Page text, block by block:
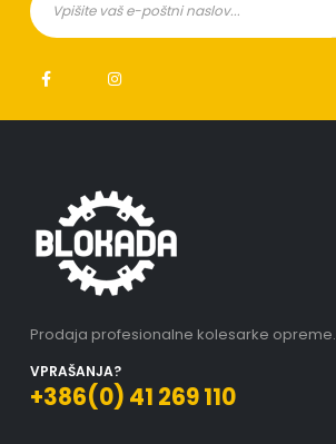
Prodaja profesionalne kolesarke opreme.
VPRAŠANJA?
+386(0) 41 269 110